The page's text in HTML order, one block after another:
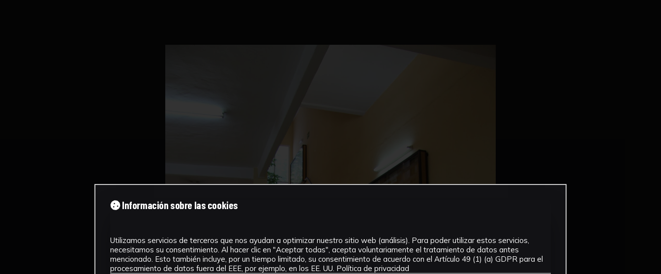
Información sobre las cookies
Utilizamos servicios de terceros que nos ayudan a optimizar nuestro sitio web (análisis). Para poder utilizar estos servicios,
necesitamos su consentimiento. Al hacer clic en "Aceptar todas", acepta voluntariamente el tratamiento de datos antes
mencionado. Esto también incluye, por un tiempo limitado, su consentimiento de acuerdo con el Artículo 49 (1) (a) GDPR para el
procesamiento de datos fuera del EEE, por ejemplo, en los EE. UU. Política de privacidad